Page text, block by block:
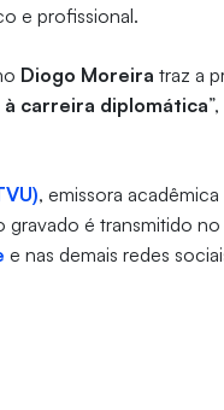
e profissional.
Diogo Moreira traz a
carreira diplomática
, emissora
é transmitido
e nas demais redes